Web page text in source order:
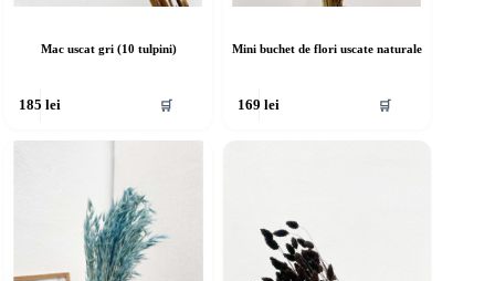
Mac uscat gri (10 tulpini)
185lei 🛒
Mini buchet de flori uscate naturale
169lei 🛒